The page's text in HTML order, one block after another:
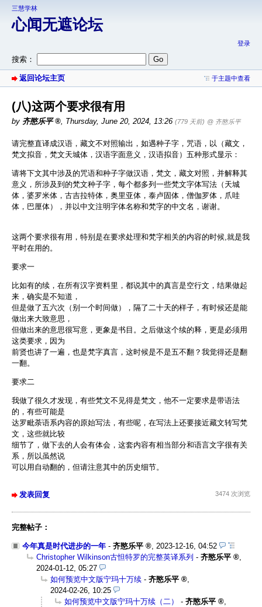
三慧学林
心闻无遮论坛
登录
搜索：
返回论坛主页 于主题中查看
(八)这两个要求很有用
by 齐愍乐平 , Thursday, June 20, 2024, 13:26 (779 天前) @ 齐愍乐平
请完整直译成汉语，藏文不对照输出，如遇种子字，咒语，以（藏文，
梵文拟音，梵文天城体，汉语字面意义，汉语拟音）五种形式显示：
请将下文其中涉及的咒语和种子字做汉语，梵文，藏文对照，并解释其
意义，所涉及到的梵文种子字，每个都多列一些梵文字体写法（天城
体，婆罗米体，古吉拉特体，奥里亚体，泰卢固体，僧伽罗体，爪哇
体，巴厘体），并以中文注明字体名称和梵字的中文名，谢谢。
这两个要求很有用，特别是在要求处理和梵字相关的内容的时候,就是我
平时在用的。
要求一
比如有的续，在所有汉字资料里，都说其中的真言是空行文，结果做起
来，确实是不知道，
但是做了五六次（别一个时间做），隔了二十天的样子，有时候还是能
做出来大致意思，
但做出来的意思很写意，更象是书目。之后做这个续的释，更是必须用
这类要求，因为
前贤也讲了一遍，也是梵字真言，这时候是不是五不翻？我觉得还是翻
一翻。
要求二
我做了很久才发现，有些梵文不见得是梵文，他不一定要求是带语法
的，有些可能是
达罗毗荼语系内容的原始写法，有些呢，在写法上还要接近藏文转写梵
文，这些就比较
细节了，做下去的人会有体会，这套内容有相当部分和语言文字很有关
系，所以虽然说
可以用自动翻的，但请注意其中的历史细节。
发表回复 3474 次浏览
完整帖子：
今年真是时代进步的一年 -齐愍乐平 , 2023-12-16, 04:52
Christopher Wilkinson古怛特罗的完整英译系列 -齐愍乐平
,
2024-01-12, 05:27
如何预览中文版宁玛十万续 -齐愍乐平
,
2024-02-26, 10:25
如何预览中文版宁玛十万续（二）
-齐愍乐平
,